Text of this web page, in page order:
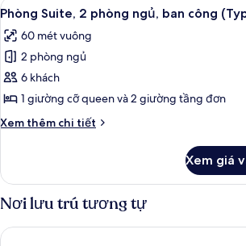
(Typ
2
-
Maisonette)
2
phòng
ngủ,
ban
(Typ
2
Maisonette)
Xem
tất
cả
ảnh
Phòng
Suite,
2
phòng
ban
công
(Typ
3)
7
Phòng Suite, 2 phòng ngủ, ban công
60 mét vuông
2 phòng ngủ
6 khách
1 giường cỡ queen và 2 giường tầng đơn
Xem thêm chi tiết
Chi
Phòng
2
ngủ,
Xem giá
Nơi lưu trú tương tự
Mariandl am Meer